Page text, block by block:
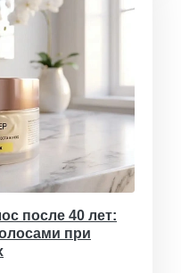
после 40 лет:
при